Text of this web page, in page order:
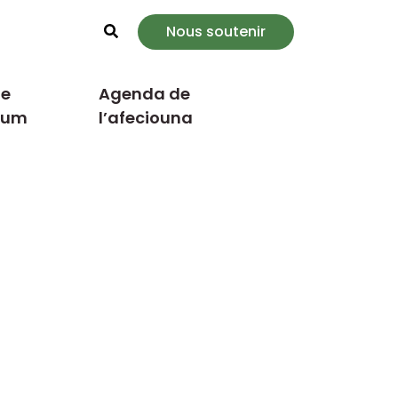
Rechercher
Nous soutenir
Agenda de
l’afeciouna